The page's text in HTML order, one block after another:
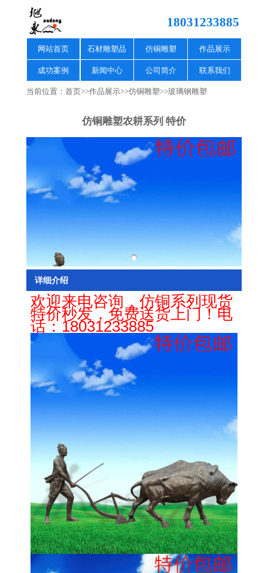
18031233885
网站首页 石材雕塑品 仿铜雕塑 作品展示
成功案例 新闻中心 公司简介 联系我们
当前位置： 首页>>作品展示>>仿铜雕塑>>玻璃钢雕塑
仿铜雕塑农耕系列 特价
详细介绍
欢迎来电咨询，仿铜系列现货
特价秒发，免费送货上门！电
话： 18031233885